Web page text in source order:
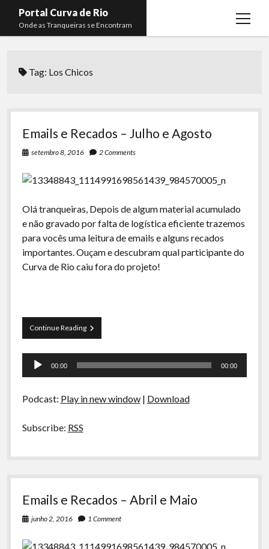
Portal Curva de Rio
Onde as Tranqueiras se Encontram
open
menu
Curva de Rio
Boca do Lixo
Rachão na Beira do RIo
Arquivo CDR
Papo Tranqueira
A Ripa É a Lei
Preliminares
Membros
Mateus Mantoan
Rafael Almeida
Tag: Los Chicos
Emails e Recados – Julho e Agosto
setembro 8, 2016 2 Comments
Olá tranqueiras, Depois de algum material acumulado
e não gravado por falta de logística eficiente trazemos
para vocês uma leitura de emails e alguns recados
importantes. Ouçam e descubram qual participante do
Curva de Rio caiu fora do projeto!
Continue ReadingEmails
e
Julho
Tocador
00:00 00:00
Podcast: Play in new window| Download
Subscribe: RSS
Emails e Recados – Abril e Maio
junho 2, 2016 1 Comment